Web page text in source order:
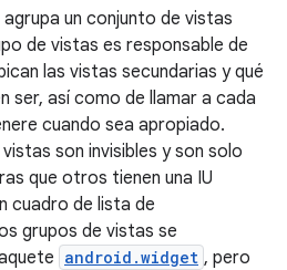
un conjunto de vistas
de vistas es responsable de
las vistas secundarias y qué
ser, así como de llamar a cada
cuando sea apropiado.
son invisibles y son solo
que otros tienen una IU
cuadro de lista de
grupos de vistas se
android.widget , pero